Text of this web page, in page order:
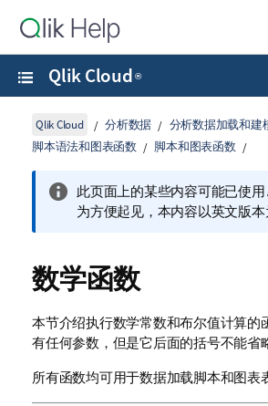
Qlik Cloud ®
Qlik Cloud 分析数据 分析数据加载和建
脚本语法和图表函数
脚本和图表函数
此页面上的某些内容可能已使用
为方便起见，本内容以英文版本
数学函数
本节介绍执行数学常数和布尔值计算的
有任何参数，但是它后面的括号不能省
所有函数均可用于数据加载脚本和图表